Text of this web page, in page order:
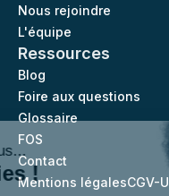
Salut c'est nous...
les Cookies !
Nous rejoindre
L'équipe
Ressources
Blog
Foire aux questions
Glossaire
FOS
Contact
Mentions légalesCGV-U